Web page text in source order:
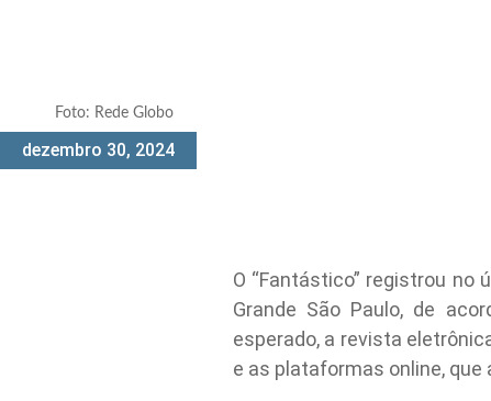
Foto: Rede Globo
dezembro 30, 2024
O “Fantástico” registrou no
Grande São Paulo, de
esperado, a revista
e as plataformas online, que